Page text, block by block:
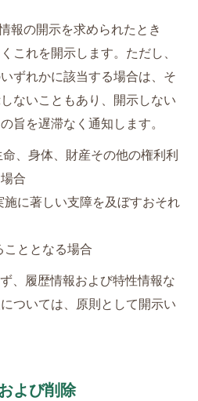
報の開示を求められたとき
これを開示します。ただし、
ずれかに該当する場合は、そ
ないこともあり、開示しない
旨を遅滞なく通知します。
、身体、財産その他の権利利
合
に著しい支障を及ぼすおそれ
こととなる場合
、履歴情報および特性情報な
ついては、原則として開示い
よび削除